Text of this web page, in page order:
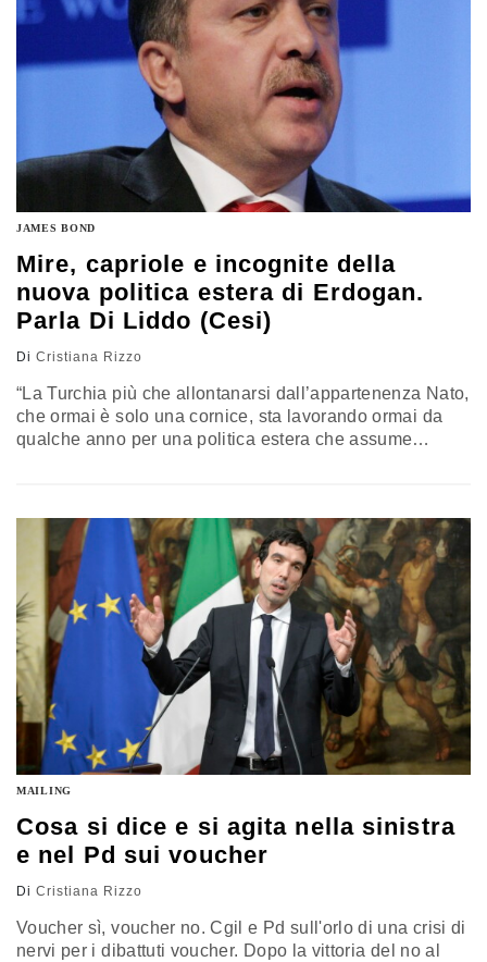
JAMES BOND
Mire, capriole e incognite della
nuova politica estera di Erdogan.
Parla Di Liddo (Cesi)
Di Cristiana Rizzo
“La Turchia più che allontanarsi dall’appartenenza Nato,
che ormai è solo una cornice, sta lavorando ormai da
qualche anno per una politica estera che assume
Margelletti, che commenta la strage al Reina night club
di Istanbul rivendicata oggi da Isis e…
MAILING
Cosa si dice e si agita nella sinistra
e nel Pd sui voucher
Di Cristiana Rizzo
Voucher sì, voucher no. Cgil e Pd sull'orlo di una crisi di
nervi per i dibattuti voucher. Dopo la vittoria del no al